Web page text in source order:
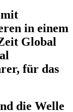
in einem
Global
für das